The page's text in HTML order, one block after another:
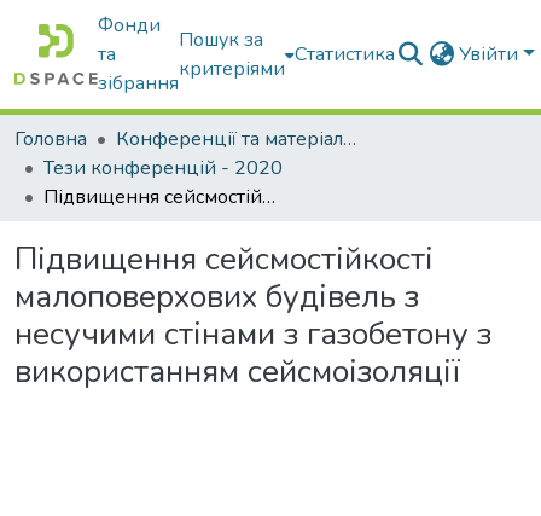
Фонди
та
зібрання
Пошук за
критеріями
Статистика Увійти
Головна
Конференції та матеріали конференцій
Тези конференцій - 2020
Підвищення сейсмостійкості малоповерхових будівель з несучими стінами з газобетону з використанням сейсмоізоляції
Підвищення сейсмостійкості
малоповерхових будівель з
несучими стінами з газобетону з
використанням сейсмоізоляції